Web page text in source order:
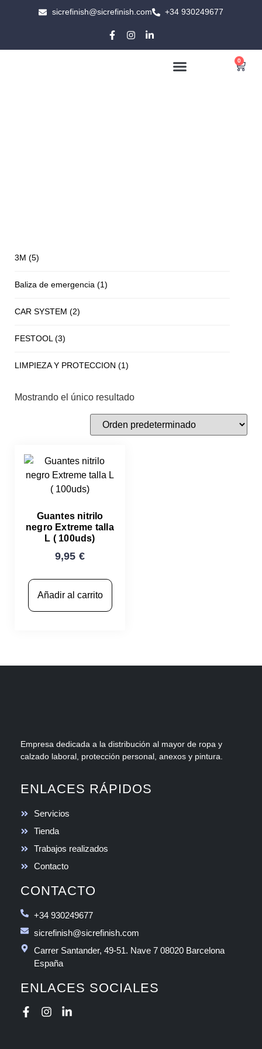
sicrefinish@sicrefinish.com +34 930249677
0
3M (5)
Baliza de emergencia (1)
CAR SYSTEM (2)
FESTOOL (3)
LIMPIEZA Y PROTECCION (1)
Mostrando el único resultado
Guantes nitrilo
negro Extreme talla
L ( 100uds)
9,95 €
Añadir al carrito
Empresa dedicada a la distribución al mayor de ropa y
calzado laboral, protección personal, anexos y pintura.
ENLACES RÁPIDOS
Servicios
Tienda
Trabajos realizados
Contacto
CONTACTO
+34 930249677
sicrefinish@sicrefinish.com
Carrer Santander, 49-51. Nave 7 08020 Barcelona
España
ENLACES SOCIALES